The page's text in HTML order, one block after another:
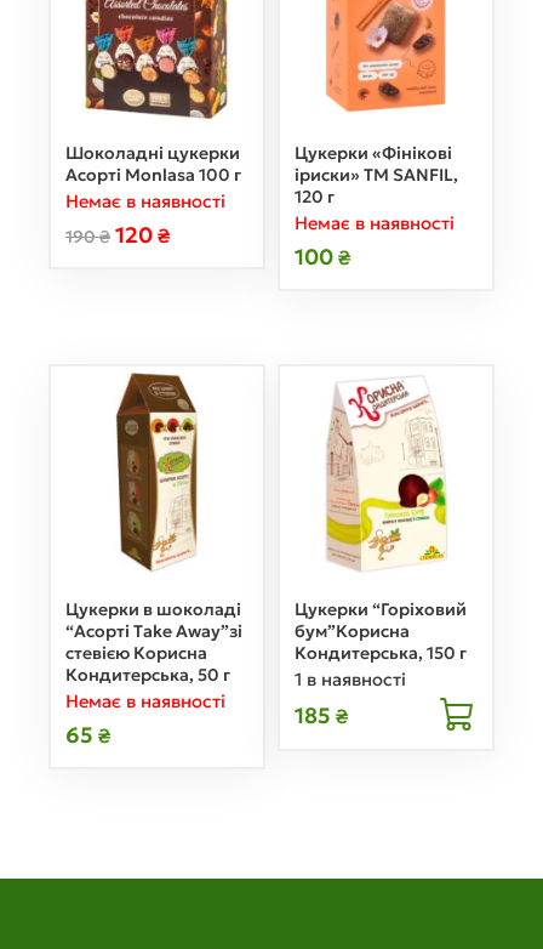
Шоколадні цукерки
Асорті Monlasa 100 г
Немає в наявності
190₴ 120 ₴
Цукерки «Фінікові
іриски» ТМ SANFIL,
120 г
Немає в наявності
100 ₴
Цукерки в шоколаді
“Асорті Take Away”зі
стевією Корисна
Кондитерська, 50 г
Немає в наявності
65 ₴
Цукерки “Горіховий
бум”Корисна
Кондитерська, 150 г
1 в наявності
185 ₴